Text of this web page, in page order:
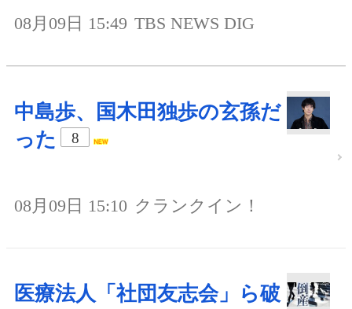
08月09日 15:49 TBS NEWS DIG
中島歩、国木田独歩の玄孫だ
った
8
08月09日 15:10 クランクイン！
医療法人「社団友志会」ら破